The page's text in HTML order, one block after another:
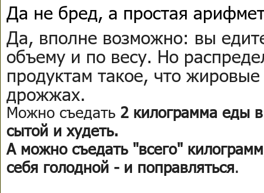
Да не бред, а простая
Да, вполне возможно: вы
объему и по весу. Но
продуктам такое, что
дрожжах.
Можно съедать 2 килограмма еды
сытой и худеть.
А можно съедать "всего"
себя голодной - и поправляться.